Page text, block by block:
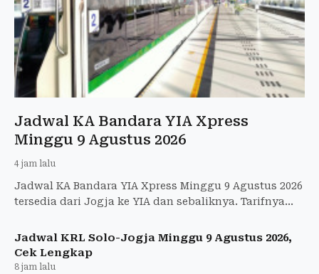
Jadwal KA Bandara YIA Xpress
Minggu 9 Agustus 2026
4 jam lalu
Jadwal KA Bandara YIA Xpress Minggu 9 Agustus 2026
tersedia dari Jogja ke YIA dan sebaliknya. Tarifnya
Jadwal KRL Solo-Jogja Minggu 9 Agustus 2026,
Cek Lengkap
8 jam lalu